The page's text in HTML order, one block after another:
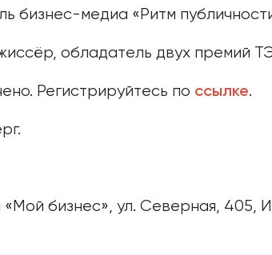
бизнес-медиа «Ритм
обладатель двух премий
Регистрируйтесь по ссылке.
бизнес», ул. Северная, 405,